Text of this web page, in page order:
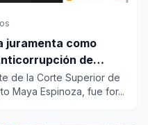
juramenta como
de
de la Corte Superior de
Maya Espinoza, fue for...